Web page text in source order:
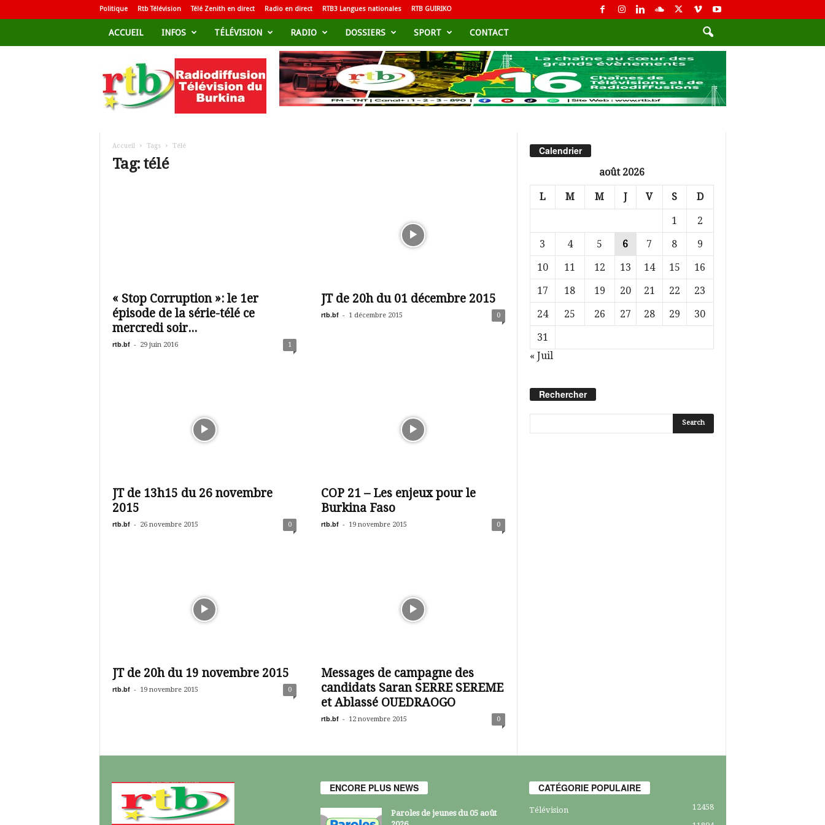
Politique Rtb Télévision Télé Zenith en direct Radio en direct RTB3 Langues nationales RTB GUIRIKO
ACCUEIL INFOS TÉLÉVISION RADIO DOSSIERS SPORT CONTACT
d
i
Accueil Tags Télé
Tag: télé
« Stop Corruption »: le 1er
épisode de la série-télé ce
mercredi soir...
rtb.bf - 29 juin 2016 1
JT de 20h du 01 décembre 2015
rtb.bf - 1 décembre 2015 0
JT de 13h15 du 26 novembre
2015
rtb.bf - 26 novembre 2015 0
COP 21 – Les enjeux pour le
Burkina Faso
rtb.bf - 19 novembre 2015 0
JT de 20h du 19 novembre 2015
rtb.bf - 19 novembre 2015 0
Messages de campagne des
candidats Saran SERRE SEREME
et Ablassé OUEDRAOGO
rtb.bf - 12 novembre 2015 0
Calendrier
août 2026
L M M J V S D
1
2
3
4 5 6 7 8
9
10
11 12 13 14 15
16
17
18 19 20 21 22
23
24
25 26 27 28 29
30
31
« Juil
Rechercher
ENCORE PLUS NEWS
Paroles de jeunes du 05 août
CATÉGORIE POPULAIRE
Télévision 12458